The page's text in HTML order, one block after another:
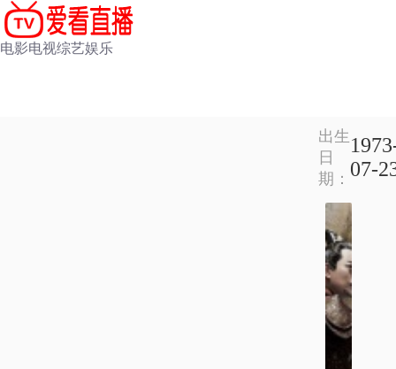
电影电视综艺娱乐
出生
日
期： 07-